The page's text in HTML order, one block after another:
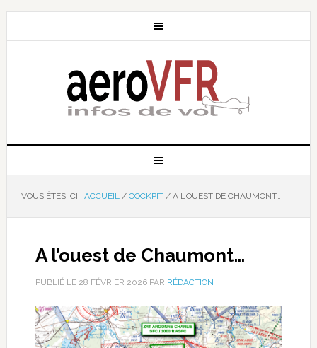
VOUS ÊTES ICI : ACCUEIL / COCKPIT /A L’OUEST DE CHAUMONT…
A l’ouest de Chaumont…
PUBLIÉ LE 28 FÉVRIER 2026PAR RÉDACTION